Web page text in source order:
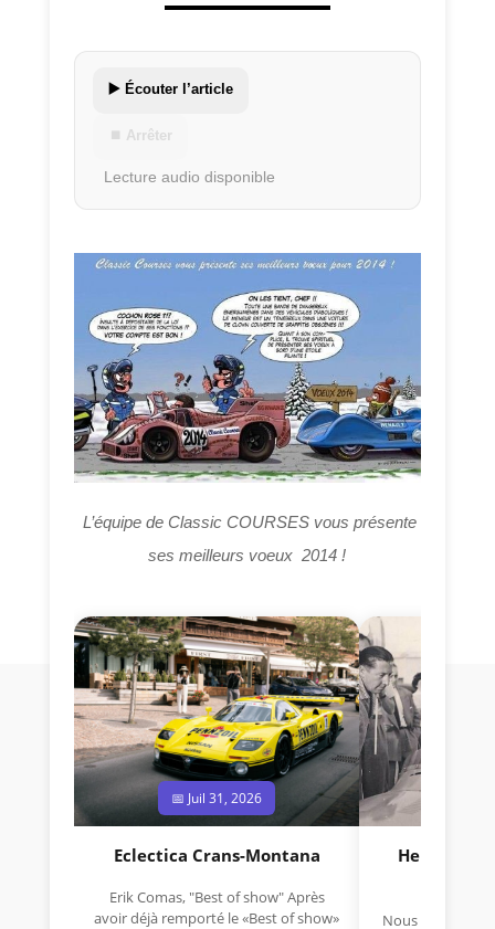
▶️ Écouter l’article
⏹ Arrêter
Lecture audio disponible
L’équipe de Classic COURSES vous présente
ses meilleurs voeux 2014 !
📅 Juil 31, 2026
Eclectica Crans-Montana
Erik Comas, "Best of show" Après
avoir déjà remporté le «Best of show»
Hermano
Nous avons